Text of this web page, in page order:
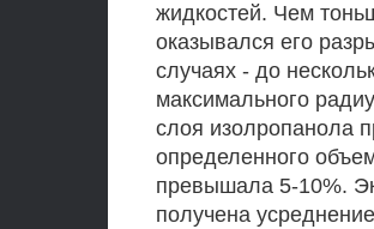
жидкостей. Чем
оказывался его
случаях - до
максимального
слоя изолропанола
определенного
превышала 5-10%.
получена